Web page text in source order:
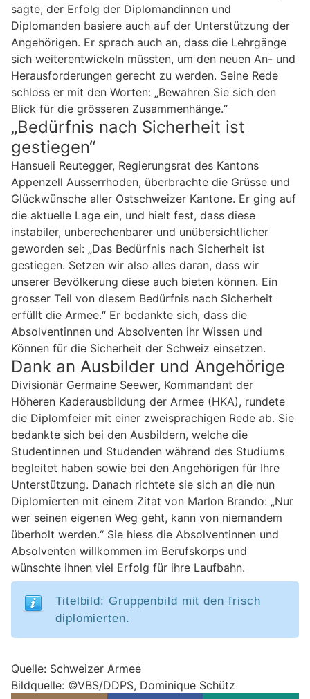
sagte, der Erfolg der Diplomandinnen und
Diplomanden basiere auch auf der Unterstützung der
Angehörigen. Er sprach auch an, dass die Lehrgänge
sich weiterentwickeln müssten, um den neuen An- und
Herausforderungen gerecht zu werden. Seine Rede
schloss er mit den Worten: „Bewahren Sie sich den
Blick für die grösseren Zusammenhänge.“
„Bedürfnis nach Sicherheit ist
gestiegen“
Hansueli Reutegger, Regierungsrat des Kantons
Appenzell Ausserrhoden, überbrachte die Grüsse und
Glückwünsche aller Ostschweizer Kantone. Er ging auf
die aktuelle Lage ein, und hielt fest, dass diese
instabiler, unberechenbarer und unübersichtlicher
geworden sei: „Das Bedürfnis nach Sicherheit ist
gestiegen. Setzen wir also alles daran, dass wir
unserer Bevölkerung diese auch bieten können. Ein
grosser Teil von diesem Bedürfnis nach Sicherheit
erfüllt die Armee.“ Er bedankte sich, dass die
Absolventinnen und Absolventen ihr Wissen und
Können für die Sicherheit der Schweiz einsetzen.
Dank an Ausbilder und Angehörige
Divisionär Germaine Seewer, Kommandant der
Höheren Kaderausbildung der Armee (HKA), rundete
die Diplomfeier mit einer zweisprachigen Rede ab. Sie
bedankte sich bei den Ausbildern, welche die
Studentinnen und Studenden während des Studiums
begleitet haben sowie bei den Angehörigen für Ihre
Unterstützung. Danach richtete sie sich an die nun
Diplomierten mit einem Zitat von Marlon Brando: „Nur
wer seinen eigenen Weg geht, kann von niemandem
überholt werden.“ Sie hiess die Absolventinnen und
Absolventen willkommen im Berufskorps und
wünschte ihnen viel Erfolg für ihre Laufbahn.
Titelbild: Gruppenbild mit den frisch
diplomierten.
Quelle: Schweizer Armee
Bildquelle: ©VBS/DDPS, Dominique Schütz